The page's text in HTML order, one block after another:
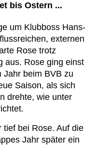
bis Ostern ...
um Klubboss Hans-
externen
Rose trotz
aus. Rose ging einst
Jahr beim BVB zu
Saison, als sich
drehte, wie unter
tief bei Rose. Auf die
Jahr später ein